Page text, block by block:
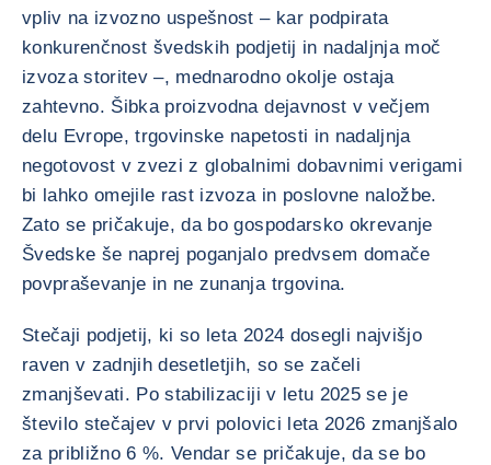
vpliv na izvozno uspešnost – kar podpirata
konkurenčnost švedskih podjetij in nadaljnja moč
izvoza storitev –, mednarodno okolje ostaja
zahtevno. Šibka proizvodna dejavnost v večjem
delu Evrope, trgovinske napetosti in nadaljnja
negotovost v zvezi z globalnimi dobavnimi verigami
bi lahko omejile rast izvoza in poslovne naložbe.
Zato se pričakuje, da bo gospodarsko okrevanje
Švedske še naprej poganjalo predvsem domače
povpraševanje in ne zunanja trgovina.
Stečaji podjetij, ki so leta 2024 dosegli najvišjo
raven v zadnjih desetletjih, so se začeli
zmanjševati. Po stabilizaciji v letu 2025 se je
število stečajev v prvi polovici leta 2026 zmanjšalo
za približno 6 %. Vendar se pričakuje, da se bo